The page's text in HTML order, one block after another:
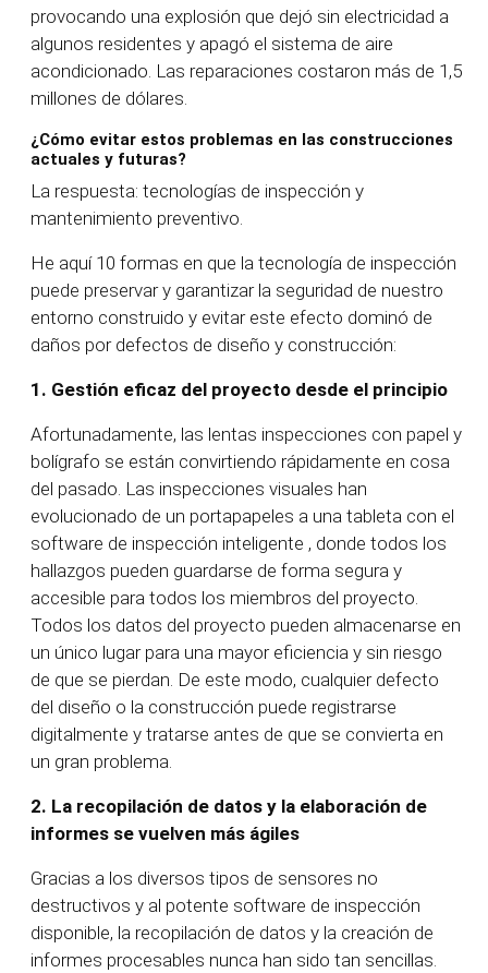
provocando una explosión que dejó sin electricidad a
algunos residentes y apagó el sistema de aire
acondicionado. Las reparaciones costaron más de 1,5
millones de dólares.
¿Cómo evitar estos problemas en las construcciones
actuales y futuras?
La respuesta: tecnologías de inspección y
mantenimiento preventivo.
He aquí 10 formas en que la tecnología de inspección
puede preservar y garantizar la seguridad de nuestro
entorno construido y evitar este efecto dominó de
daños por defectos de diseño y construcción:
1. Gestión eficaz del proyecto desde el principio
Afortunadamente, las lentas inspecciones con papel y
bolígrafo se están convirtiendo rápidamente en cosa
del pasado. Las inspecciones visuales han
evolucionado de un portapapeles a una tableta con el
software de inspección inteligente , donde todos los
hallazgos pueden guardarse de forma segura y
accesible para todos los miembros del proyecto.
Todos los datos del proyecto pueden almacenarse en
un único lugar para una mayor eficiencia y sin riesgo
de que se pierdan. De este modo, cualquier defecto
del diseño o la construcción puede registrarse
digitalmente y tratarse antes de que se convierta en
un gran problema.
2. La recopilación de datos y la elaboración de
informes se vuelven más ágiles
Gracias a los diversos tipos de sensores no
destructivos y al potente software de inspección
disponible, la recopilación de datos y la creación de
informes procesables nunca han sido tan sencillas.